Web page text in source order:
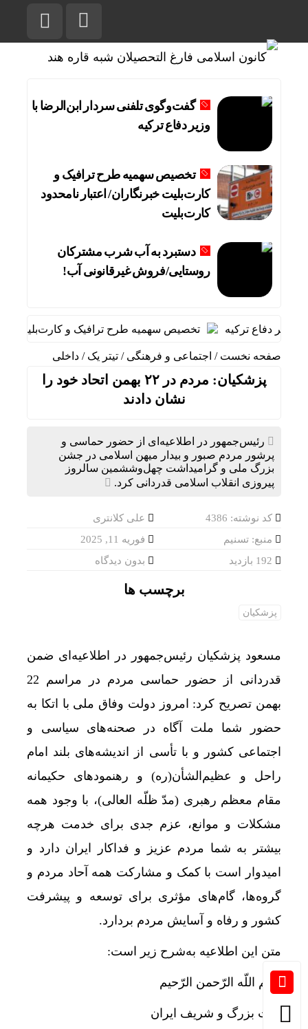
گفت‌وگوی تلفنی سردار ابن‌الرضا با
وزیر دفاع ترکیه
تخصیص سهمیه طرح ترافیک و
کارت‌بلیت خبرنگاران/ اعتبار نامحدود
کارت‌بلیت
دستبرد به آب شرب مشترکان
روستایی/فروش غیرقانونی آب!
دفاع ترکیه تخصیص سهمیه طرح ترافیک و کارت‌بلیت
صفحه نخست / اجتماعی و فرهنگی / تیتر یک / داخلی
پزشکیان: مردم در ۲۲ بهمن اتحاد خود را
نشان دادند
رئیس‌جمهور در اطلاعیه‌ای از حضور حماسی و
پرشور مردم صبور و بیدار میهن اسلامی در جشن
بزرگ ملی و گرامیداشت چهل‌وششمین سالروز
پیروزی انقلاب اسلامی قدردانی کرد.
کد نوشته: 4386
علی کلانتری
منبع: تسنیم
فوریه 11, 2025
بدون دیدگاه
برچسب ها
پزشکیان
مسعود پزشکیان رئیس‌جمهور در اطلاعیه‌ای ضمن
قدردانی از حضور حماسی مردم در مراسم 22
بهمن تصریح کرد: امروز دولت وفاق ملی با اتکا به
حضور شما ملت آگاه در صحنه‌های سیاسی و
اجتماعی کشور و با تأسی از اندیشه‌های بلند امام
راحل و عظیم‌الشأن(ره) و رهنمودهای حکیمانه
مقام معظم رهبری (مدّ ظلّه العالی)، با وجود همه
مشکلات و موانع، عزم جدی برای خدمت هرچه
بیشتر به شما مردم عزیز و فداکار ایران دارد و
امیدوار است با کمک و مشارکت همه آحاد مردم و
گروه‌ها، گام‌های مؤثری برای توسعه و پیشرفت
کشور و رفاه و آسایش مردم بردارد.
متن این اطلاعیه به‌شرح زیر است:
بسم اللّه الرّحمن الرّحیم
ملت بزرگ و شریف ایران